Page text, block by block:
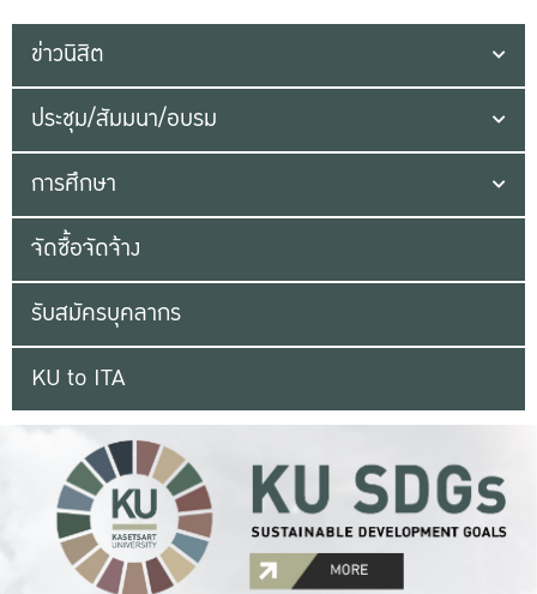
ข่าวนิสิต
ประชุม/สัมมนา/อบรม
การศึกษา
จัดซื้อจัดจ้าง
รับสมัครบุคลากร
KU to ITA